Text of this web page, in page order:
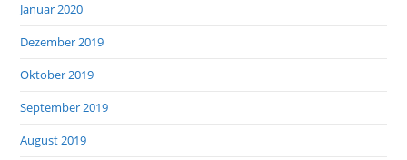
Januar 2020
Dezember 2019
Oktober 2019
September 2019
August 2019